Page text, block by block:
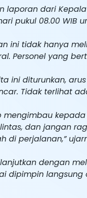
laporan dari Kepala
pukul 08.00 WIB
ini tidak hanya
Personel yang
ini diturunkan,
Tidak terlihat
mengimbau
dan jangan
di perjalanan,”
dengan
dipimpin langsung